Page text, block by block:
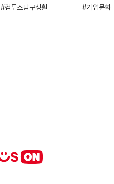
컴투스탐구생활 기업문화